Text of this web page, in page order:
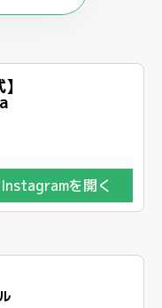
Instagramを開く